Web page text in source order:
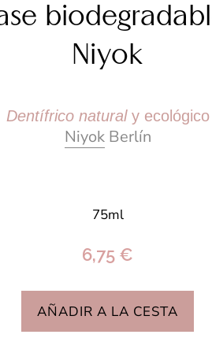
Niyok
Dentífrico natural y ecológico
NiyokBerlín
75ml
6,75 €
AÑADIR A LA CESTA